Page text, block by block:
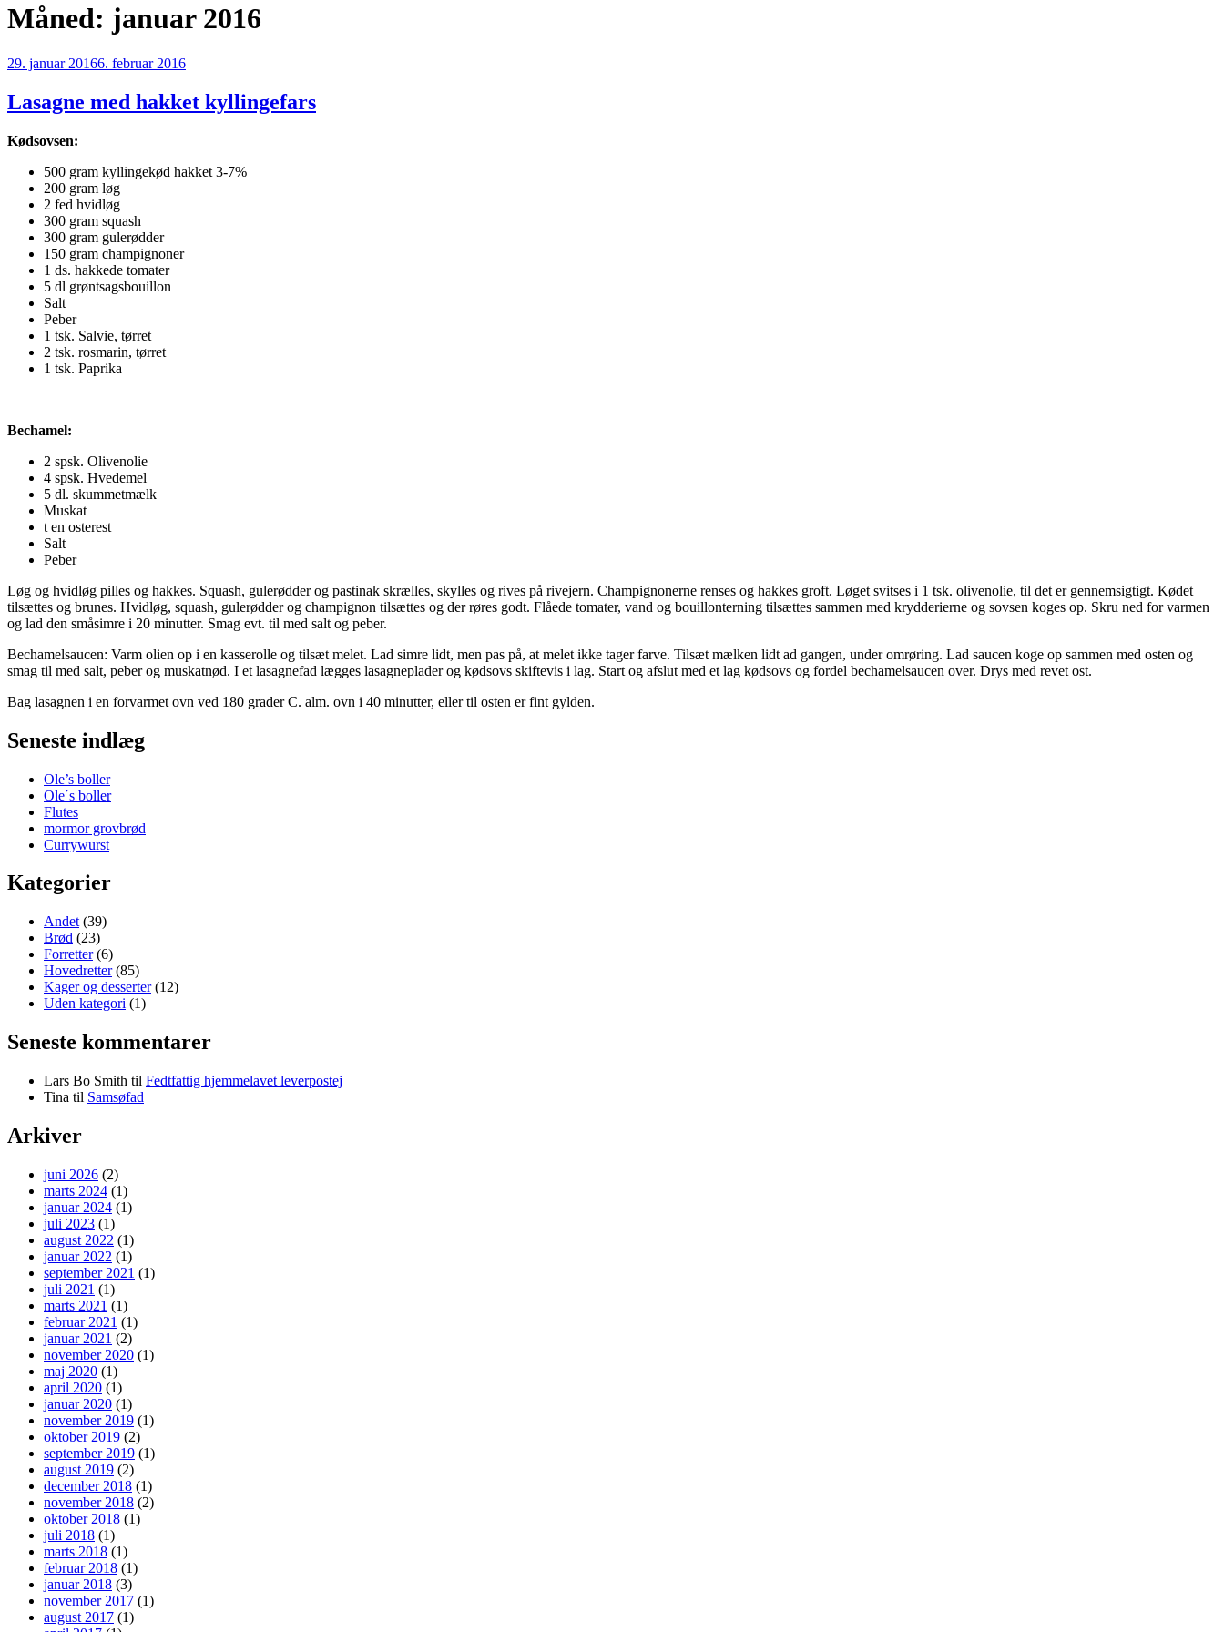
Måned: januar 2016
Udgivet
29. januar 20166. februar 2016
Lasagne med hakket kyllingefars
Kødsovsen:
500 gram kyllingekød hakket 3-7%
200 gram løg
2 fed hvidløg
300 gram squash
300 gram gulerødder
150 gram champignoner
1 ds. hakkede tomater
5 dl grøntsagsbouillon
Salt
Peber
1 tsk. Salvie, tørret
2 tsk. rosmarin, tørret
1 tsk. Paprika
Bechamel:
2 spsk. Olivenolie
4 spsk. Hvedemel
5 dl. skummetmælk
Muskat
t en osterest
Salt
Peber
Løg og hvidløg pilles og hakkes. Squash, gulerødder og pastinak skrælles, skylles og rives på rivejern. Champignonerne renses og hakkes groft. Løget svitses i 1 tsk. olivenolie, til det er gennemsigtigt. Kødet
tilsættes og brunes. Hvidløg, squash, gulerødder og champignon tilsættes og der røres godt. Flåede tomater, vand og bouillonterning tilsættes sammen med krydderierne og sovsen koges op. Skru ned for varmen
og lad den småsimre i 20 minutter. Smag evt. til med salt og peber.
Bechamelsaucen: Varm olien op i en kasserolle og tilsæt melet. Lad simre lidt, men pas på, at melet ikke tager farve. Tilsæt mælken lidt ad gangen, under omrøring. Lad saucen koge op sammen med osten og
smag til med salt, peber og muskatnød. I et lasagnefad lægges lasagneplader og kødsovs skiftevis i lag. Start og afslut med et lag kødsovs og fordel bechamelsaucen over. Drys med revet ost.
Bag lasagnen i en forvarmet ovn ved 180 grader C. alm. ovn i 40 minutter, eller til osten er fint gylden.
Seneste indlæg
Ole’s boller
Ole´s boller
Flutes
mormor grovbrød
Currywurst
Kategorier
Andet (39)
Brød (23)
Forretter(6)
Hovedretter(85)
Kager og desserter(12)
Uden kategori (1)
Seneste kommentarer
Lars Bo Smith til Fedtfattig hjemmelavet leverpostej
Tina til Samsøfad
Arkiver
juni 2026 (2)
marts 2024 (1)
januar 2024 (1)
juli 2023 (1)
august 2022 (1)
januar 2022 (1)
september 2021 (1)
juli 2021 (1)
marts 2021 (1)
februar 2021 (1)
januar 2021 (2)
november 2020 (1)
maj 2020 (1)
april 2020 (1)
januar 2020 (1)
november 2019 (1)
oktober 2019 (2)
september 2019 (1)
august 2019 (2)
december 2018 (1)
november 2018 (2)
oktober 2018 (1)
juli 2018 (1)
marts 2018 (1)
februar 2018 (1)
januar 2018 (3)
november 2017 (1)
august 2017 (1)